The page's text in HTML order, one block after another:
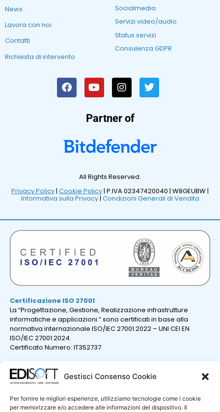
Gestisci Consenso Cookie
Per fornire le migliori esperienze, utilizziamo tecnologie come i cookie
per memorizzare e/o accedere alle informazioni del dispositivo. Il
News
Lavora con noi
Contatti
Richiesta di intervento
Socialmedia
Servizi video/audio
Status servizi
Consulenza GDPR
Partner of
All Rights Reserved.
Privacy Policy| Cookie Policy| P.IVA 02347420040 | W8GEUBW |
Informativa sulla Privacy| Condizioni Generali di Vendita
Certificazione ISO 27001
La “Progettazione, Gestione, Realizzazione infrastrutture
informatiche e applicazioni.” sono certificati in base alla
normativa internazionale ISO/IEC 27001:2022 – UNI CEI EN
ISO/IEC 27001:2024.
Certificato Numero: IT352737